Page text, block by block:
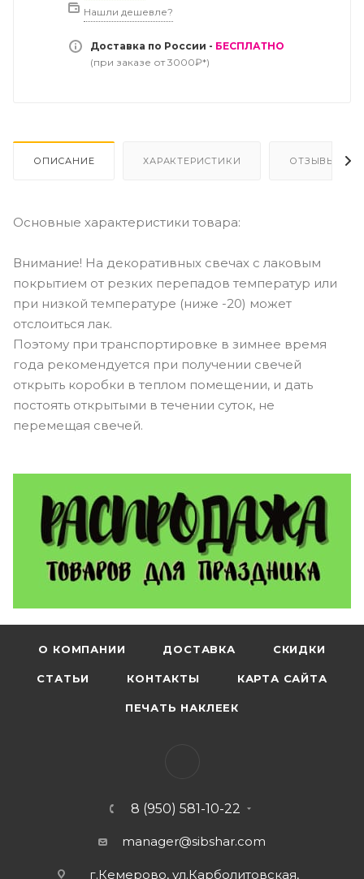
Нашли дешевле?
Доставка по России - БЕСПЛАТНО
(при заказе от 3000₽*)
ОПИСАНИЕ ХАРАКТЕРИСТИКИ ОТЗЫВЫ
Основные характеристики товара:
Внимание! На декоративных свечах с лаковым
покрытием от резких перепадов температур или
при низкой температуре (ниже -20) может
отслоиться лак.
Поэтому при транспортировке в зимнее время
года рекомендуется при получении свечей
открыть коробки в теплом помещении, и дать
постоять открытыми в течении суток, не
перемещая свечей.
О КОМПАНИИ ДОСТАВКА СКИДКИ
СТАТЬИ КОНТАКТЫ КАРТА САЙТА
ПЕЧАТЬ НАКЛЕЕК
8 (950) 581-10-22
manager@sibshar.com
г.Кемерово, ул.Карболитовская,